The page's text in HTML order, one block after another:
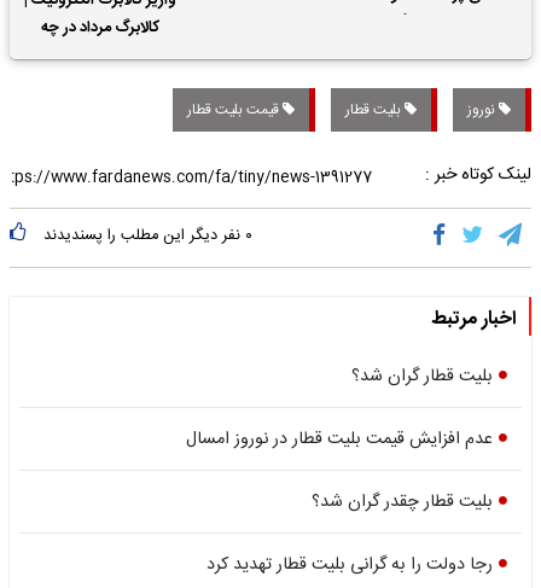
کالابرگ مرداد در چه
تاریخی واریز خواهد شد؟
نوروز بلیت قطار قیمت بلیت قطار
لینک کوتاه خبر :
۰ نفر دیگر این مطلب را پسندیدند
اخبار مرتبط
بلیت قطار گران شد؟
عدم افزایش قیمت بلیت قطار در نوروز امسال
بلیت قطار چقدر گران شد؟
رجا دولت را به گرانی بلیت قطار تهدید کرد